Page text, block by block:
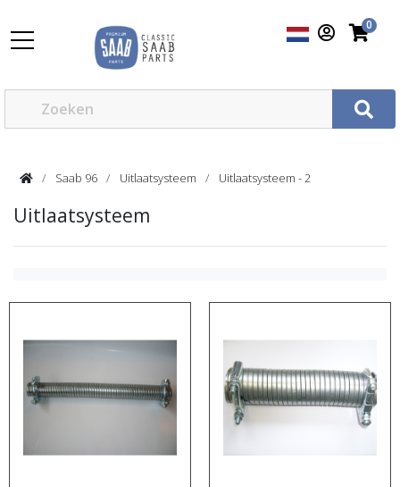
0
Saab 96 Uitlaatsysteem Uitlaatsysteem - 2
Uitlaatsysteem